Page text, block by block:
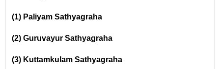
(1) Paliyam Sathyagraha
(2) Guruvayur Sathyagraha
(3) Kuttamkulam Sathyagraha